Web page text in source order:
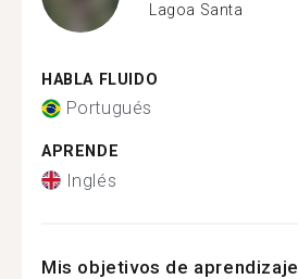
Lagoa Santa
HABLA FLUIDO
Portugués
APRENDE
Inglés
Mis objetivos de aprendizaje